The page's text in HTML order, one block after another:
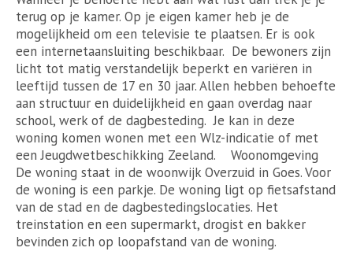
terug op je kamer. Op je eigen kamer heb je de
mogelijkheid om een televisie te plaatsen. Er is ook
een internetaansluiting beschikbaar. De bewoners zijn
licht tot matig verstandelijk beperkt en variëren in
leeftijd tussen de 17 en 30 jaar. Allen hebben behoefte
aan structuur en duidelijkheid en gaan overdag naar
school, werk of de dagbesteding. Je kan in deze
woning komen wonen met een Wlz-indicatie of met
een Jeugdwetbeschikking Zeeland. Woonomgeving
De woning staat in de woonwijk Overzuid in Goes. Voor
de woning is een parkje. De woning ligt op fietsafstand
van de stad en de dagbestedingslocaties. Het
treinstation en een supermarkt, drogist en bakker
bevinden zich op loopafstand van de woning.